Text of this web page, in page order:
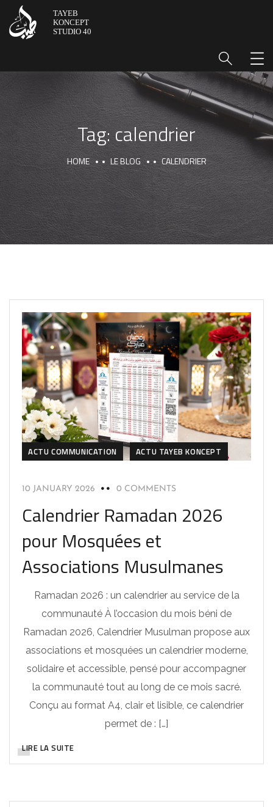
Tag:calendrier
HOME LE BLOG CALENDRIER
ACTU COMMUNICATION ACTU TAYEB KONCEPT
10 JANUARY 2026 0 COMMENTS
Calendrier Ramadan 2026
pour Mosquées et
Associations Musulmanes
Ramadan 2026 : un calendrier au service de la
communauté À l’occasion du mois béni de
Ramadan 2026, Calendrier Musulman propose aux
associations et mosquées un calendrier moderne,
solidaire et accessible, pensé pour accompagner
la communauté tout au long de ce mois sacré.
Conçu au format A4, clair et lisible, ce calendrier
permet de : […]
LIRE LA SUITE